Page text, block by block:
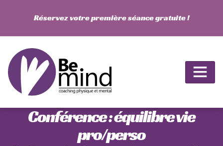
Réservez votre première séance gratuite !
Conférence : équilibre vie
pro/perso